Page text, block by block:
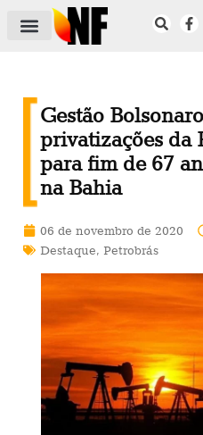
Gestão
privatizações da
para fim de 67
na Bahia
06 de novembro de 2020
Destaque, Petrobrás